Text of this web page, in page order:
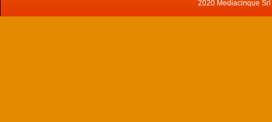
2020 Mediacinque Srl